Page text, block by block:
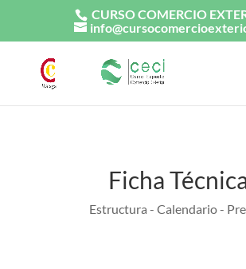
CURSO COMERCIO
Ficha
Estructura - Calendario -